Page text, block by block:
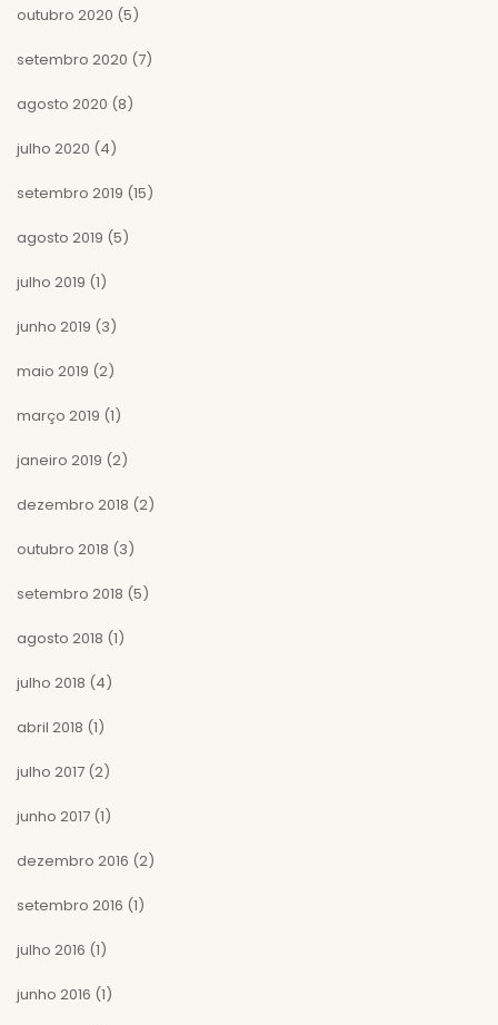
outubro 2020 (5)
setembro 2020 (7)
agosto 2020 (8)
julho 2020 (4)
setembro 2019 (15)
agosto 2019 (5)
julho 2019 (1)
junho 2019 (3)
maio 2019 (2)
março 2019 (1)
janeiro 2019 (2)
dezembro 2018 (2)
outubro 2018 (3)
setembro 2018 (5)
agosto 2018 (1)
julho 2018 (4)
abril 2018 (1)
julho 2017 (2)
junho 2017 (1)
dezembro 2016 (2)
setembro 2016 (1)
julho 2016 (1)
junho 2016 (1)